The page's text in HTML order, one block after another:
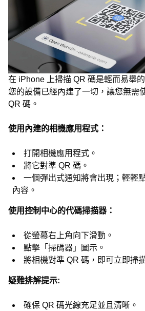
在 iPhone 上掃描 QR 碼是輕而易舉
您的設備已經內建了一切，讓您無需
QR 碼。
使用內建的相機應用程式：
打開相機應用程式。
將它對準 QR 碼。
一個彈出式通知將會出現；輕輕
內容。
使用控制中心的代碼掃描器：
從螢幕右上角向下滑動。
點擊「掃碼器」圖示。
將相機對準 QR 碼，即可立即掃
疑難排解提示:
確保 QR 碼光線充足並且清晰。